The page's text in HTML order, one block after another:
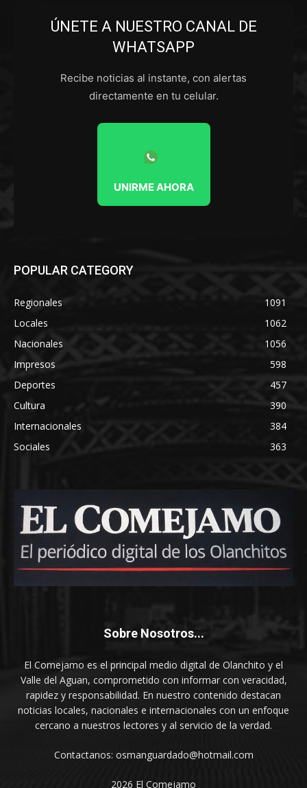
ÚNETE A NUESTRO CANAL DE
WHATSAPP
Recibe noticias al instante, con alertas
directamente en tu celular.
UNIRME AHORA
POPULAR CATEGORY
Regionales
1091
Locales
1062
Nacionales
1056
Impresos
598
Deportes
457
Cultura
390
Internacionales
384
Sociales
363
Sobre Nosotros...
El Comejamo es el principal medio digital de Olanchito y el
Valle del Aguan, comprometido con informar con veracidad,
rapidez y responsabilidad. En nuestro contenido destacan
noticias locales, nacionales e internacionales con un enfoque
cercano a nuestros lectores y al servicio de la verdad.
Contactanos: osmanguardado@hotmail.com
2026 El Comejamo